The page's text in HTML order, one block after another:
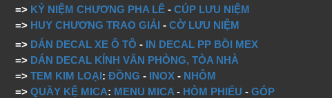
=> KỶ NIỆM CHƯƠNG PHA LÊ -CÚP LƯU NIỆM
=> HUY CHƯƠNG TRAO GIẢI -CỜ LƯU NIỆM
=> DÁN DECAL XE Ô TÔ - IN DECAL PP BỒI MEX
=> DÁN DECAL KÍNH VĂN PHÒNG, TÒA NHÀ
=>TEM KIM LOẠI:ĐỒNG - INOX - NHÔM
=>QUẦY KỆ MICA: MENU MICA - HÒM PHIẾU -GÓP